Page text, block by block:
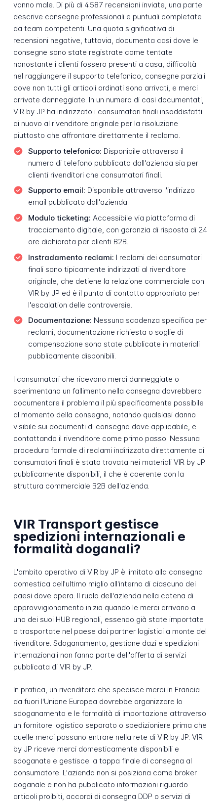
vanno male. Di più di 4.587 recensioni inviate, una parte
descrive consegne professionali e puntuali completate
da team competenti. Una quota significativa di
recensioni negative, tuttavia, documenta casi dove le
consegne sono state registrate come tentate
nonostante i clienti fossero presenti a casa, difficoltà
nel raggiungere il supporto telefonico, consegne parziali
dove non tutti gli articoli ordinati sono arrivati, e merci
arrivate danneggiate. In un numero di casi documentati,
VIR by JP ha indirizzato i consumatori finali insoddisfatti
di nuovo al rivenditore originale per la risoluzione
piuttosto che affrontare direttamente il reclamo.
Supporto telefonico: Disponibile attraverso il
numero di telefono pubblicato dall'azienda sia per
clienti rivenditori che consumatori finali.
Supporto email: Disponibile attraverso l'indirizzo
email pubblicato dall'azienda.
Modulo ticketing: Accessibile via piattaforma di
tracciamento digitale, con garanzia di risposta di 24
ore dichiarata per clienti B2B.
Instradamento reclami: I reclami dei consumatori
finali sono tipicamente indirizzati al rivenditore
originale, che detiene la relazione commerciale con
VIR by JP ed è il punto di contatto appropriato per
l'escalation delle controversie.
Documentazione: Nessuna scadenza specifica per
reclami, documentazione richiesta o soglie di
compensazione sono state pubblicate in materiali
pubblicamente disponibili.
I consumatori che ricevono merci danneggiate o
sperimentano un fallimento nella consegna dovrebbero
documentare il problema il più specificamente possibile
al momento della consegna, notando qualsiasi danno
visibile sui documenti di consegna dove applicabile, e
contattando il rivenditore come primo passo. Nessuna
procedura formale di reclami indirizzata direttamente ai
consumatori finali è stata trovata nei materiali VIR by JP
pubblicamente disponibili, il che è coerente con la
struttura commerciale B2B dell'azienda.
VIR Transport gestisce
spedizioni internazionali e
formalità doganali?
L'ambito operativo di VIR by JP è limitato alla consegna
domestica dell'ultimo miglio all'interno di ciascuno dei
paesi dove opera. Il ruolo dell'azienda nella catena di
approvvigionamento inizia quando le merci arrivano a
uno dei suoi HUB regionali, essendo già state importate
o trasportate nel paese dai partner logistici a monte del
rivenditore. Sdoganamento, gestione dazi e spedizioni
internazionali non fanno parte dell'offerta di servizi
pubblicata di VIR by JP.
In pratica, un rivenditore che spedisce merci in Francia
da fuori l'Unione Europea dovrebbe organizzare lo
sdoganamento e le formalità di importazione attraverso
un fornitore logistico separato o spedizioniere prima che
quelle merci possano entrare nella rete di VIR by JP. VIR
by JP riceve merci domesticamente disponibili e
sdoganate e gestisce la tappa finale di consegna al
consumatore. L'azienda non si posiziona come broker
doganale e non ha pubblicato informazioni riguardo
articoli proibiti, accordi di consegna DDP o servizi di